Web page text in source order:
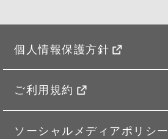
個人情報保護方針
ご利用規約
ソーシャルメディアポリシー